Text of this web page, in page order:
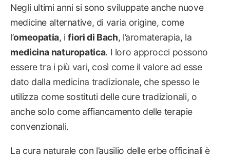
Negli ultimi anni si sono sviluppate anche nuove
medicine alternative, di varia origine, come
l’omeopatia, ifiori di Bach, l’aromaterapia, la
medicina naturopatica. I loro approcci possono
essere tra i più vari, così come il valore ad esse
dato dalla medicina tradizionale, che spesso le
utilizza come sostituti delle cure tradizionali, o
anche solo come affiancamento delle terapie
convenzionali.
La cura naturale con l’ausilio delle erbe officinali è